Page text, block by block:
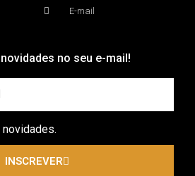
E-mail
no seu e-mail!
INSCREVER